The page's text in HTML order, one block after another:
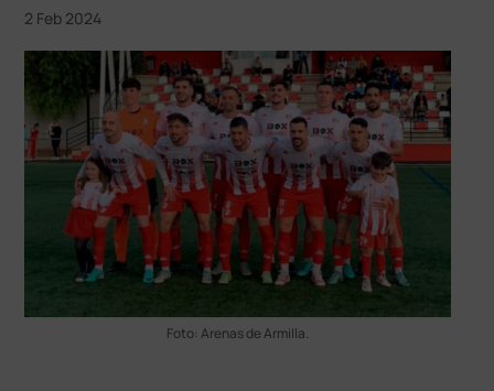
2 Feb 2024
Foto: Arenas de Armilla.